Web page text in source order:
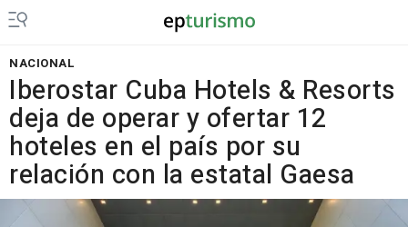
NACIONAL
Iberostar Cuba Hotels & Resorts
deja de operar y ofertar 12
hoteles en el país por su
relación con la estatal Gaesa